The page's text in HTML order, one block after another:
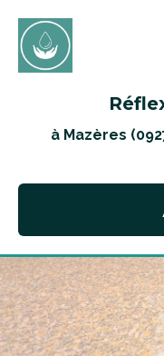
à Mazères